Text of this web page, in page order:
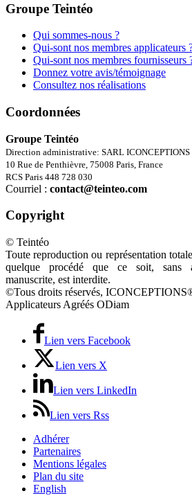
Groupe Teintéo
Qui sommes-nous ?
Qui-sont nos membres applicateurs
Qui-sont nos membres fournisseurs
Donnez votre avis/témoignage
Consultez nos réalisations
Coordonnées
Groupe Teintéo
Direction administrative: SARL ICONCEPTIONS
10 Rue de Penthièvre, 75008 Paris, France
RCS Paris 448 728 030
Courriel : contact@teinteo.com
Copyright
© Teintéo
Toute reproduction ou représentation
quelque procédé que ce soit, sans
manuscrite, est interdite.
©Tous droits réservés,
Applicateurs Agréés ODiam
Lien vers Facebook
Lien vers X
Lien vers LinkedIn
Lien vers Rss
Adhérer
Partenaires
Mentions légales
Plan du site
English